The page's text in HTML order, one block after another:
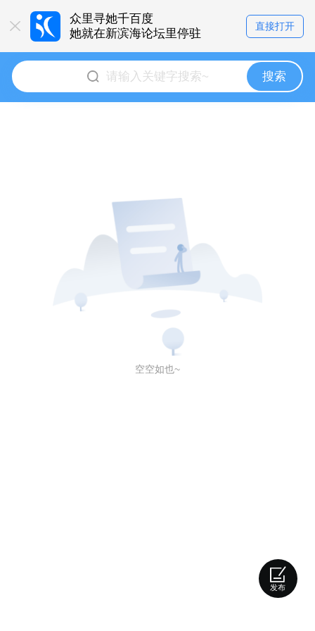
众里寻她千百度
她就在新滨海论坛里停驻
直接打开
搜索
空空如也~
发布